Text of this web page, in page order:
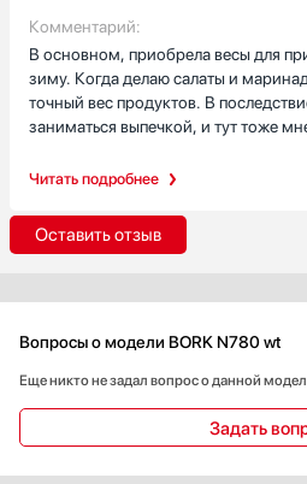
Читать подробнее
Работают весы от батареек, поэтому
куда то подключить. на дисплее
заряда батареи, индексацию
объем жидкости. После измерений,
автоматически через
легко, тару можно сбросить. Если с
Комментарий:
В основном, приобрела весы для
зиму. Когда делаю салаты и
точный вес продуктов. В
заниматься выпечкой, и тут тоже
рекомендую всем!
Оставить отзыв
Вопросы о модели BORK N780 wt
Еще никто не задал вопрос о данной
Задать